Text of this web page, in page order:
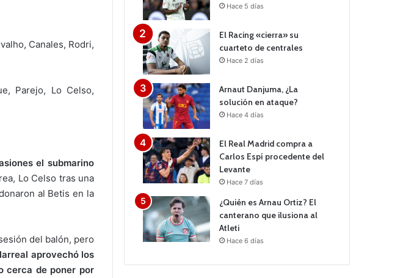
Canales, Rodri,
Parejo, Lo Celso,
el submarino
Lo Celso tras una
al Betis en la
del balón, pero
aprovechó los
cerca de poner por
Hace 5 días
El Racing «cierra» su
cuarteto de centrales
Hace 2 días
Arnaut Danjuma, ¿La
solución en ataque?
Hace 4 días
El Real Madrid compra a
Carlos Espí procedente del
Levante
Hace 7 días
¿Quién es Arnau Ortiz? El
canterano que ilusiona al
Atleti
Hace 6 días